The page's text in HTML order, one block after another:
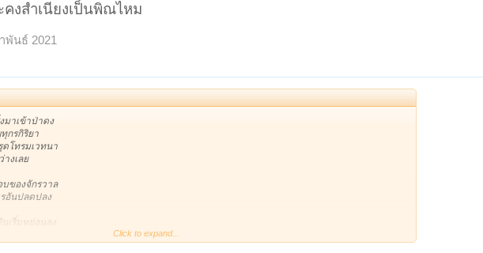
คงสำเนียงเป็นพิณไหม
พันธ์ 2021
มาเข้าป่าดง
กรกิริยา
ดโทรมเวทนา
งเลย
บของจักรวาล
อันปลดปลง
ริ่มหย่อนลง
Click to expand...